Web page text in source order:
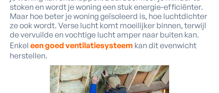
stoken en wordt je woning een stuk energie-efficiënter.
Maar hoe beter je woning geïsoleerd is, hoe luchtdichter
ze ook wordt. Verse lucht komt moeilijker binnen, terwijl
de vervuilde en vochtige lucht amper naar buiten kan.
Enkel een goed ventilatiesysteem kan dit evenwicht
herstellen.